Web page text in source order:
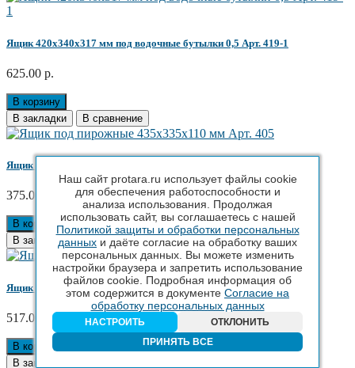
Ящик 420x340x317 мм под водочные бутылки 0,5 Арт. 419-1
625.00 р.
В корзину
В закладки
В сравнение
Ящик под пирожные 435x335x110 мм Арт. 405
375.00 р.
В корзину
В закладки
В сравнение
Ящик универсальный 600x400x150 мм Арт. 418-1
517.00 р.
В корзину
В закладки
Наш сайт protara.ru использует файлы cookie
для обеспечения работоспособности и
анализа использования. Продолжая
использовать сайт, вы соглашаетесь с нашей
Политикой защиты и обработки персональных
данных и даёте согласие на обработку ваших
персональных данных. Вы можете изменить
настройки браузера и запретить использование
файлов cookie. Подробная информация об
этом содержится в документе Согласие на
обработку персональных данных
НАСТРОИТЬ
ОТКЛОНИТЬ
ПРИНЯТЬ ВСЕ